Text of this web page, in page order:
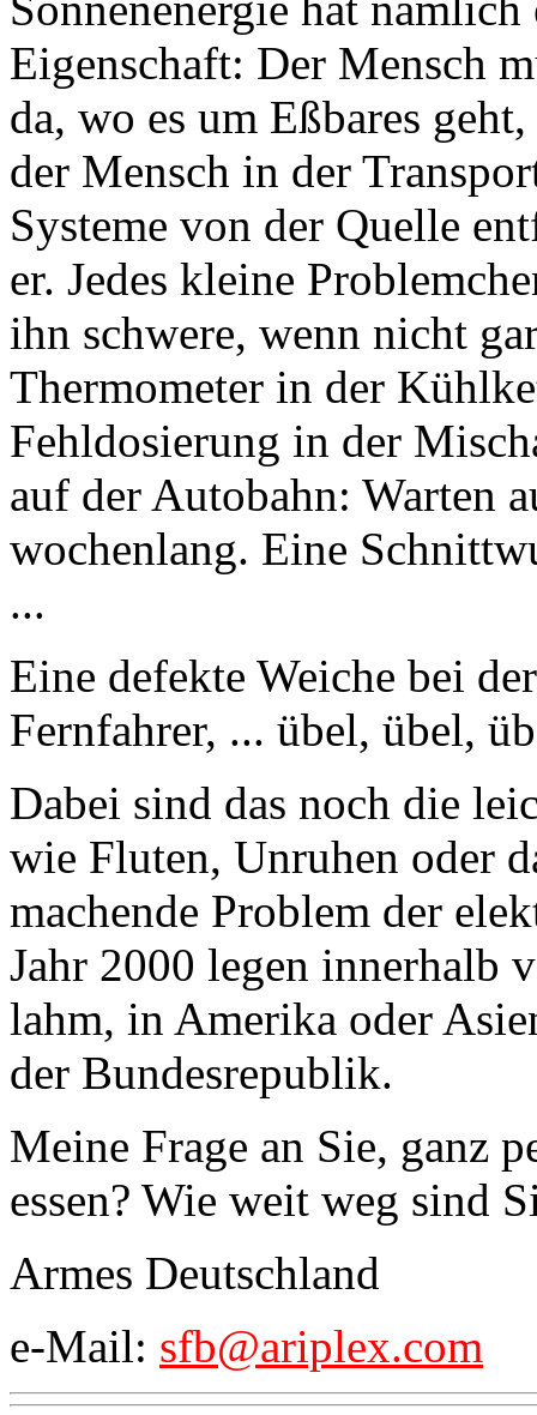
Eigenschaft: Der Mensch
da, wo es um Eßbares
der Mensch in der
Systeme von der Quelle
er. Jedes kleine
ihn schwere, wenn nicht
Thermometer in der
Fehldosierung in der
auf der Autobahn: Warten
wochenlang. Eine
...
Eine defekte Weiche bei
Fernfahrer, ... übel, übel,
Dabei sind das noch die
wie Fluten, Unruhen oder
machende Problem der
Jahr 2000 legen innerhalb
lahm, in Amerika oder
der Bundesrepublik.
Meine Frage an Sie, ganz
essen? Wie weit weg sind
Armes Deutschland
e-Mail: sfb@ariplex.com